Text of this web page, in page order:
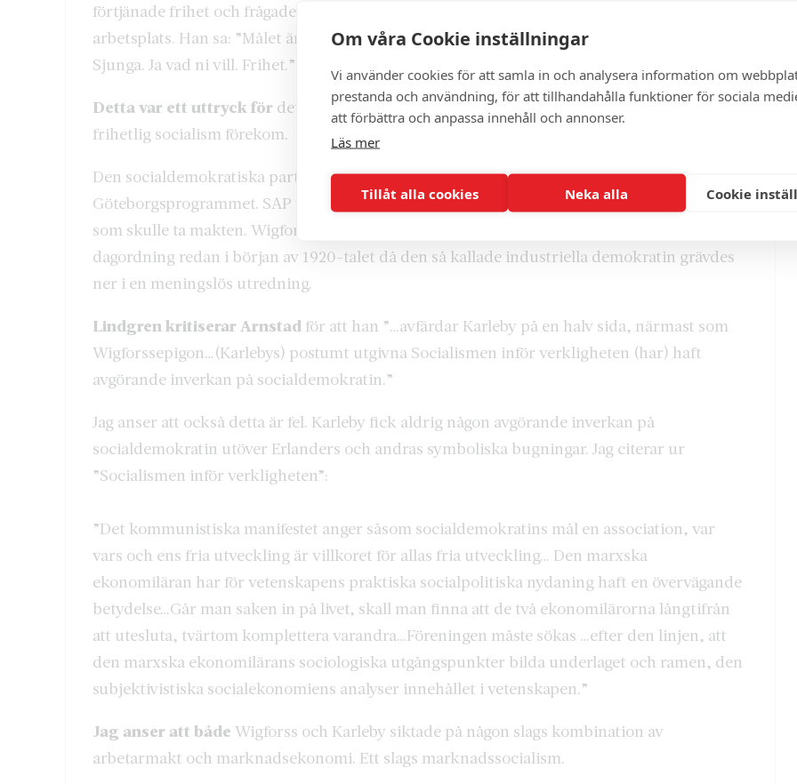
Om våra Cookie inställningar
Vi använder cookies för att samla in och analysera information om
prestanda och användning, för att tillhandahålla funktioner för sociala
att förbättra och anpassa innehåll och annonser.
Läs mer
Tillåt alla cookies Neka alla Cookie
förtjänade frihet och frågade vilken frihet den moderne industriarbetaren han på sin
arbetsplats. Han sa: ”Målet är att frigöra människan till att skapa maximalt. Dansa. Måla.
Sjunga. Ja vad ni vill. Frihet.”
Detta var ett uttryck för det som då brukade kallas gillesocialism. Även begreppet
frihetlig socialism förekom.
Den socialdemokratiska partistyrelsen tog över huvud taget inte upp
Göteborgsprogrammet. SAP var redan då inne på att det var staten mer än arbetarklassen
som skulle ta makten. Wigforss gillesocialistiska idéer försvann från arbetarrörelsens
dagordning redan i början av 1920-talet då den så kallade industriella demokratin grävdes
ner i en meningslös utredning.
Lindgren kritiserar Arnstad för att han ”…avfärdar Karleby på en halv sida, närmast som
Wigforssepigon…(Karlebys) postumt utgivna Socialismen inför verkligheten (har) haft
avgörande inverkan på socialdemokratin.”
Jag anser att också detta är fel. Karleby fick aldrig någon avgörande inverkan på
socialdemokratin utöver Erlanders och andras symboliska bugningar. Jag citerar ur
”Socialismen inför verkligheten”:
”Det kommunistiska manifestet anger såsom socialdemokratins mål en association, var
vars och ens fria utveckling är villkoret för allas fria utveckling… Den marxska
ekonomiläran har för vetenskapens praktiska socialpolitiska nydaning haft en övervägande
betydelse…Går man saken in på livet, skall man finna att de två ekonomilärorna långtifrån
att utesluta, tvärtom komplettera varandra…Föreningen måste sökas …efter den linjen, att
den marxska ekonomilärans sociologiska utgångspunkter bilda underlaget och ramen, den
subjektivistiska socialekonomiens analyser innehållet i vetenskapen.”
Jag anser att både Wigforss och Karleby siktade på någon slags kombination av
arbetarmakt och marknadsekonomi. Ett slags marknadssocialism.